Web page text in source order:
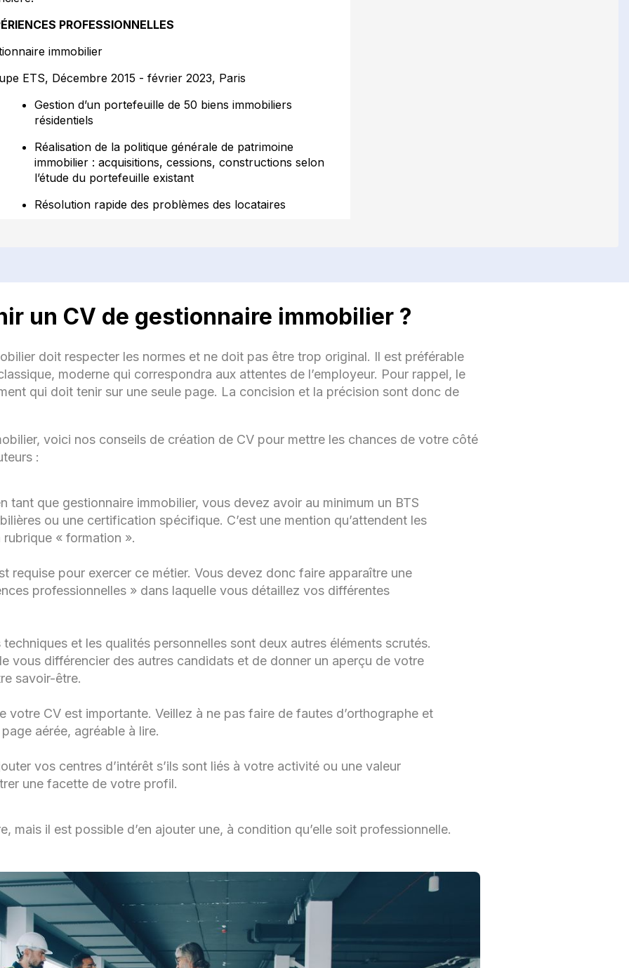
PROFESSIONNELLES
immobilier
ETS, Décembre 2015 - février 2023, Paris
Gestion d’un portefeuille de 50 biens immobiliers
résidentiels
Réalisation de la politique générale de patrimoine
immobilier : acquisitions, cessions, constructions selon
l’étude du portefeuille existant
Résolution rapide des problèmes des locataires
XY, Paris
Organisation
Gestion locative
un CV de gestionnaire immobilier ?
doit respecter les normes et ne doit pas être trop original. Il est préférable
moderne qui correspondra aux attentes de l’employeur. Pour rappel, le
qui doit tenir sur une seule page. La concision et la précision sont donc de
voici nos conseils de création de CV pour mettre les chances de votre côté
:
tant que gestionnaire immobilier, vous devez avoir au minimum un BTS
ou une certification spécifique. C’est une mention qu’attendent les
« formation ».
requise pour exercer ce métier. Vous devez donc faire apparaître une
professionnelles » dans laquelle vous détaillez vos différentes
et les qualités personnelles sont deux autres éléments scrutés.
vous différencier des autres candidats et de donner un aperçu de votre
savoir-être.
votre CV est importante. Veillez à ne pas faire de fautes d’orthographe et
aérée, agréable à lire.
vos centres d’intérêt s’ils sont liés à votre activité ou une valeur
une facette de votre profil.
mais il est possible d’en ajouter une, à condition qu’elle soit professionnelle.